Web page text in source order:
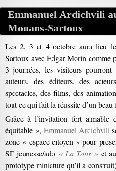
Emmanuel Ardichvili
Mouans-Sartoux
Les 2, 3 et 4 octobre aura lieu
Sartoux avec Edgar Morin comme
3 journées, les visiteurs pourront
auteurs, des éditeurs, des
spectacles, des films, des
tout ce qui fait la réussite d’un
Grâce à l’invitation fort aimable
équitable », Emmanuel Ardichvili
zone « espace citoyen » pour
SF jeunesse/ado « La Tour »et
prototype miniature qu’il a construit)